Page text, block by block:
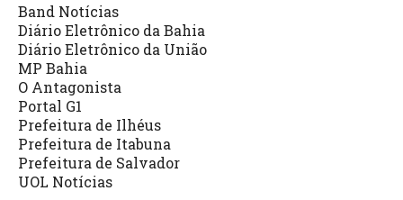
Band Notícias
Diário Eletrônico da Bahia
Diário Eletrônico da União
MP Bahia
O Antagonista
Portal G1
Prefeitura de Ilhéus
Prefeitura de Itabuna
Prefeitura de Salvador
UOL Notícias